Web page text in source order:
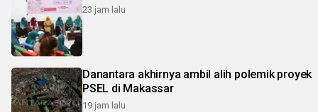
23 jam lalu
Danantara akhirnya ambil alih polemik proyek
PSEL di Makassar
19 jam lalu